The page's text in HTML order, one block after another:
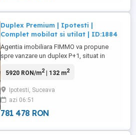
Duplex Premium | Ipotesti |
Complet mobilat si utilat | ID:1884
Agentia imobiliara FIMMO va propune
spre vanzare un duplex P+1, situat in
Imobilul are o suprafata construita totala
Proprietatea se vinde complet mobilata si
utilata, fiind pregatita pentru locuire fara
investitii suplimentare ...
5920 RON/m2| 132 m2
Ipotesti, Suceava
azi 06:51
781 478 RON